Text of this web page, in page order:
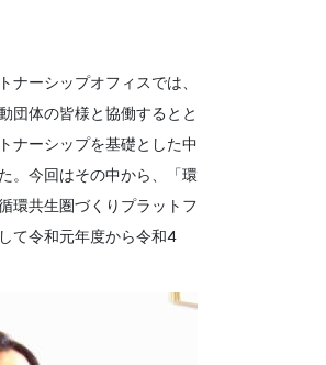
ナーシップオフィスでは、
団体の皆様と協働するとと
ナーシップを基礎とした中
。今回はその中から、「環
環共生圏づくりプラットフ
て令和元年度から令和4